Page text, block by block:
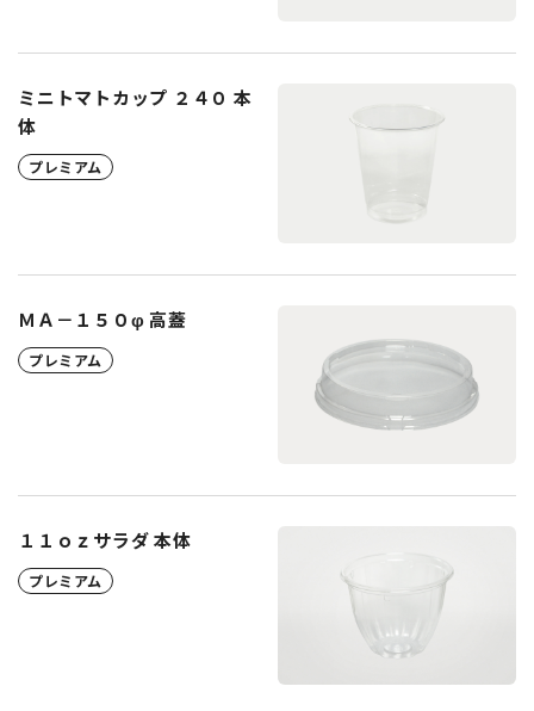
ミニトマトカップ ２４０ 本
体
プレミアム
ＭＡ－１５０φ 高蓋
プレミアム
１１ｏｚサラダ 本体
プレミアム